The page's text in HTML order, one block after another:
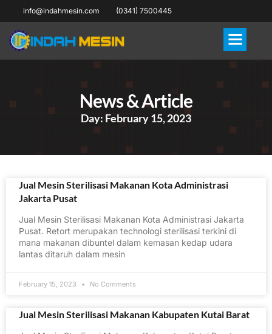
info@indahmesin.com (0341) 7500445
News & Article
Day: February 15, 2023
Jual Mesin Sterilisasi Makanan Kota Administrasi
Jakarta Pusat
Jual Mesin Sterilisasi Makanan Kota Administrasi Jakarta
Pusat. Retort merupakan technologi sterilisasi terkini di
mana makanan dibuntel dalam kemasan kedap udara
lantas ditaruh dalam mesin
February 15, 2023 No Comments
Jual Mesin Sterilisasi Makanan Kabupaten Kutai Barat